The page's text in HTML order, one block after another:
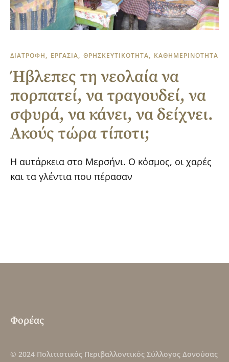
ΔΙΑΤΡΟΦΗ ΕΡΓΑΣΙΑ ΘΡΗΣΚΕΥΤΙΚΟΤΗΤΑ ΚΑΘΗΜΕΡΙΝΟΤΗΤΑ
Ήβλεπες τη νεολαία να
πορπατεί, να τραγουδεί, να
σφυρά, να κάνει, να δείχνει.
Ακούς τώρα τίποτι;
Η αυτάρκεια στο Μερσήνι. Ο κόσμος, οι χαρές
και τα γλέντια που πέρασαν
Φορέας
© 2024 Πολιτιστικός Περιβαλλοντικός Σύλλογος Δονούσας